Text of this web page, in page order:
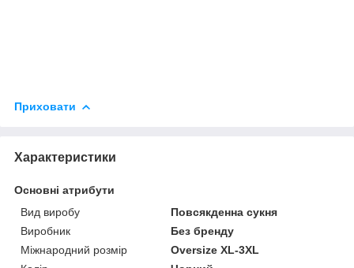
Приховати
Характеристики
Основні атрибути
Вид виробу
Повсякденна сукня
Виробник
Без бренду
Міжнародний розмір
Oversize XL-3XL